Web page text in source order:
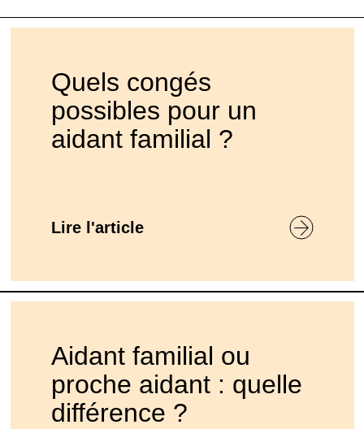
Quels congés
possibles pour un
aidant familial ?
Lire l'article
Aidant familial ou
proche aidant : quelle
différence ?